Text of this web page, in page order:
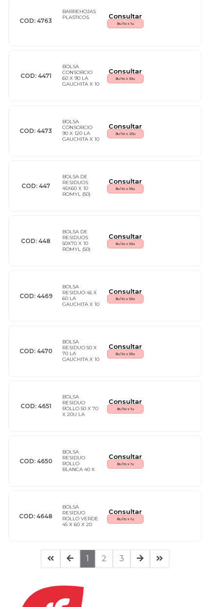
COD: 4763
BARREHOJAS
PLASTICOS
Consultar
Bulto x 1u
COD: 4471
BOLSA
CONSORCIO
60 X 90 LA
GAUCHITA X 10
Consultar
Bulto x 30u
COD: 4473
BOLSA
CONSORCIO
90 X 120 LA
GAUCHITA X 10
Consultar
Bulto x 20u
COD: 447
BOLSA DE
RESIDUOS
45X60 X 10
ROMYL (50)
Consultar
Bulto x 50u
COD: 448
BOLSA DE
RESIDUOS
50X70 X 10
ROMYL (50)
Consultar
Bulto x 50u
COD: 4469
BOLSA
RESIDUO 45 X
60 LA
GAUCHITA X 10
Consultar
Bulto x 50u
COD: 4470
BOLSA
RESIDUO 50 X
70 LA
GAUCHITA X 10
Consultar
Bulto x 50u
COD: 4651
BOLSA
RESIDUO
ROLLO 50 X 70
X 20U LA
Consultar
Bulto x 1u
COD: 4650
BOLSA
RESIDUO
ROLLO
BLANCA 40 X
Consultar
Bulto x 1u
COD: 4648
BOLSA
RESIDUO
ROLLO VERDE
45 X 60 X 20
Consultar
Bulto x 1u
1 2 3
Talcos Corporales Y Pédicos
Utensilios Para La Limpieza